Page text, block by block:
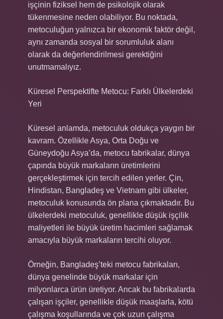
işçinin fiziksel hem de psikolojik olarak
tükenmesine neden olabiliyor. Bu noktada,
metoculuğun yalnızca bir ekonomik faktör değil,
aynı zamanda sosyal bir sorumluluk alanı
olarak da değerlendirilmesi gerektiğini
unutmamalıyız.
Küresel Perspektifte Metocu: Farklı Ülkelerdeki
Yeri
Küresel anlamda, metoculuk oldukça yaygın bir
kavram. Özellikle Asya, Orta Doğu ve
Güneydoğu Asya’da, metocu fabrikalar, dünya
çapında büyük markaların üretimlerini
gerçekleştirmek için tercih edilen yerler. Çin,
Hindistan, Bangladeş ve Vietnam gibi ülkeler,
metoculuk konusunda ön plana çıkmaktadır. Bu
ülkelerdeki metoculuk, genellikle düşük işçilik
maliyetleri ile büyük üretim hacimleri sağlamak
amacıyla büyük markaların tercihi oluyor.
Örneğin, Bangladeş’teki metocu fabrikaları,
dünya genelinde büyük markalar için
milyonlarca ürün üretiyor. Ancak bu fabrikalarda
çalışan işçiler, genellikle düşük maaşlarla, kötü
çalışma koşullarında ve çok uzun çalışma